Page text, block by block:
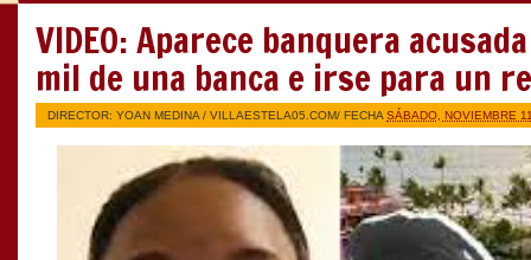
VIDEO: Aparece banquera
mil de una banca e irse para un
DIRECTOR: YOAN MEDINA / VILLAESTELA05.COM/ FECHA SÁBADO, NOVIEMBRE